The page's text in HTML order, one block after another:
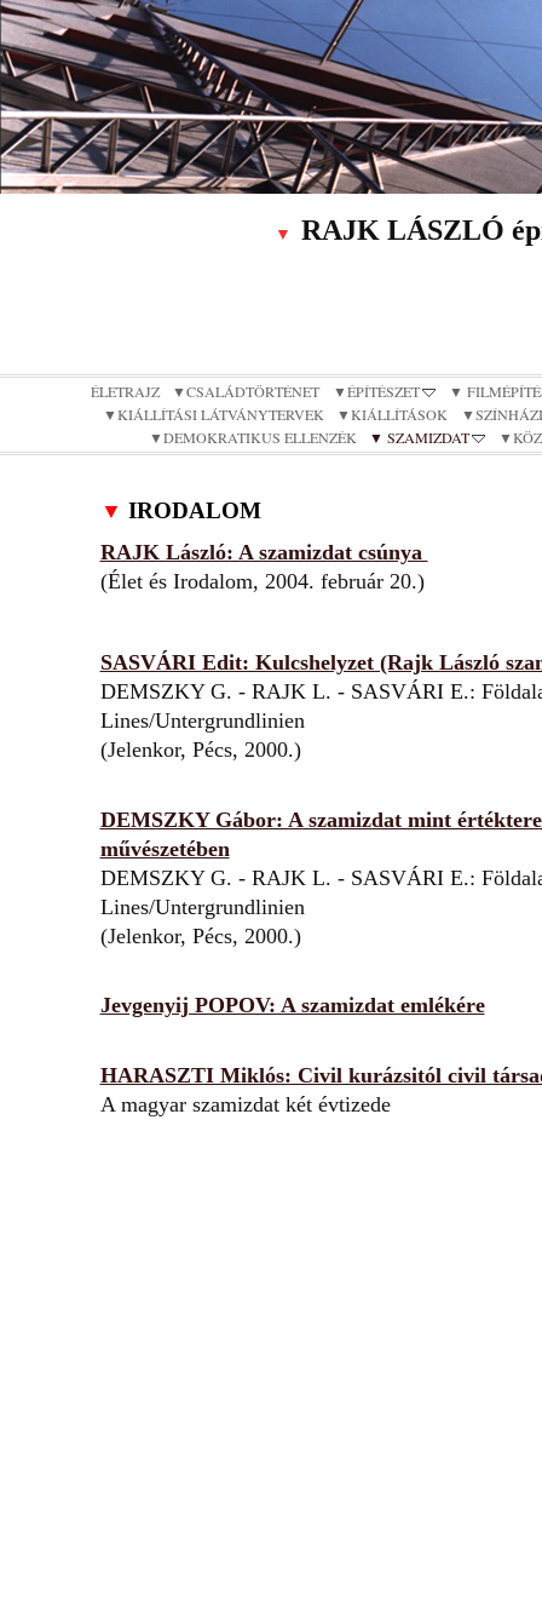
▼ RAJK LÁSZLÓ
ÉLETRAJZ ▼CSALÁDTÖRTÉNET ▼ÉPÍTÉSZET
▼
▼KIÁLLÍTÁSI LÁTVÁNYTERVEK
▼KIÁLLÍTÁSOK
▼DEMOKRATIKUS ELLENZÉK
▼ SZAMIZDAT
▼ IRODALOM
RAJK László: A szamizdat csúnya
(Élet és Irodalom, 2004. február 20.)
SASVÁRI Edit: Kulcshelyzet (Rajk László
DEMSZKY G. - RAJK L. - SASVÁRI E.:
Lines/Untergrundlinien
(Jelenkor, Pécs, 2000.)
DEMSZKY Gábor: A szamizdat mint
művészetében
DEMSZKY G. - RAJK L. - SASVÁRI E.:
Lines/Untergrundlinien
(Jelenkor, Pécs, 2000.)
Jevgenyij POPOV: A szamizdat emlékére
HARASZTI Miklós: Civil kurázsitól civil
A magyar szamizdat két évtizede